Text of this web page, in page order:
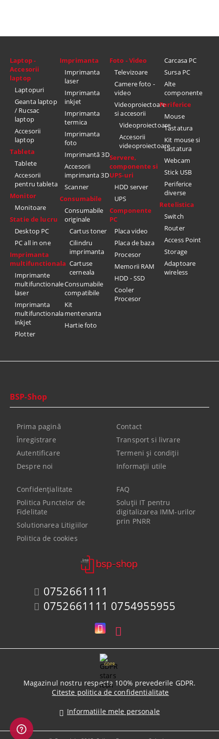
Laptop -
Accesorii
laptop
Laptopuri
Geanta laptop
/ Rucsac
laptop
Accesorii
laptop
Tableta
Tablete
Accesorii
pentru tableta
Monitor
Monitoare
Statie de lucru
Desktop PC
PC all in one
Imprimanta
multifunctionala
Imprimante
multifunctionale
laser
Imprimanta
multifunctionala
inkjet
Plotter
Imprimanta
Imprimanta
laser
Imprimanta
inkjet
Imprimanta
termica
Imprimanta
foto
Imprimantă 3D
Accesorii
imprimanta 3D
Scanner
Consumabile
Consumabile
originale
Cartus toner
Cilindru
imprimanta
Cartuse
cerneala
Consumabile
compatibile
Kit
mentenanta
Hartie foto
Foto - Video
Televizoare
Camere foto -
video
Videoproiectoare
si accesorii
Videoproiectoare
Accesorii
videoproiectoare
Servere,
componente si
UPS-uri
HDD server
UPS
Componente
PC
Placa video
Placa de baza
Procesor
Memorii RAM
HDD - SSD
Cooler
Procesor
Carcasa PC
Sursa PC
Alte
componente
Periferice
Mouse
Tastatura
Kit mouse si
tastatura
Webcam
Stick USB
Periferice
diverse
Retelistica
Switch
Router
Access Point
Storage
Adaptoare
wireless
0752661111
0752661111 0754955955
BSP-Shop
Prima pagină
Înregistrare
Autentificare
Despre noi
Contact
Transport si livrare
Termeni şi condiţii
Informaţii utile
Confidenţialitate
Politica Punctelor de
Fidelitate
Solutionarea Litigiilor
Politica de cookies
FAQ
Soluții IT pentru
digitalizarea IMM-urilor
prin PNRR
GDPR
Magazinul nostru respecta 100% prevederile GDPR.
Citeste politica de confidentialitate
Informatiile mele personale